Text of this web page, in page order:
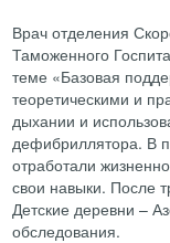
Врач отделения
Таможенного
теме «Базовая
теоретическими и
дыхании и
дефибриллятора. В
отработали
свои навыки. После
Детские деревни –
обследования.